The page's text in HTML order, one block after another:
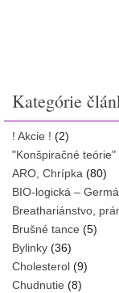
Kategórie
! Akcie ! (2)
"Konšpiračné teórie"
ARO, Chrípka (80)
BIO-logická –
Breathariánstvo,
Brušné tance (5)
Bylinky (36)
Cholesterol (9)
Chudnutie (8)